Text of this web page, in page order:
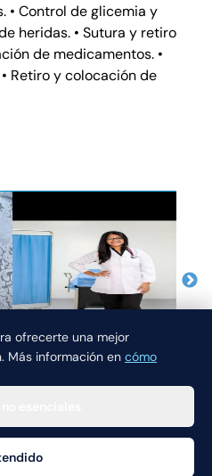
ofrecerte una mejor
Más información en cómo
• Control de glicemia y
heridas. • Sutura y retiro
de medicamentos. •
Retiro y colocación de